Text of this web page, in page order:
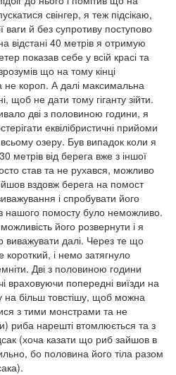
свінгер, я теж підсікаю,
ваги й без супротиву поступово
відстані 40 метрів я отримую
показав себе у всій красі та
що на тому кінці
не короп. А далі максимальна
щоб не дати тому гіганту зійти.
дві з половиною години, я
еквілібристичні прийоми
озеру. Був випадок коли я
метрів від берега вже з іншої
став та не рухався, можливо
вздовж берега на помост
і спробувати його
нашого помосту було неможливо.
його розвернути і я
виважувати далі. Через те що
і немо затягнуло
Дві з половиною години
враховуючи попередні виїзди на
на більш товстішу, щоб можна
з тими монстрами та не
риба нарешті втомлюється та з
(хоча казати що риб зайшов в
бо половина його тіла разом